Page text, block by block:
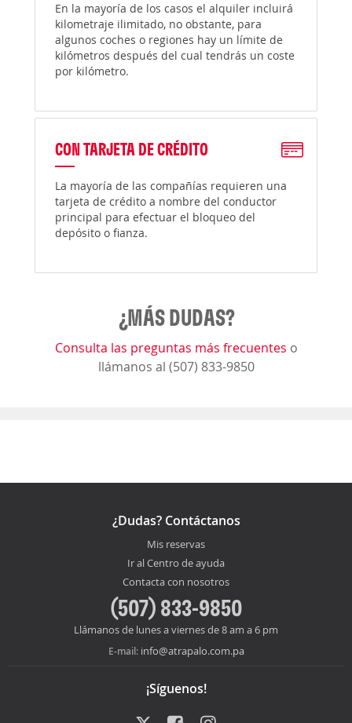
En la mayoría de los casos el alquiler incluirá
kilometraje ilimitado, no obstante, para
algunos coches o regiones hay un límite de
kilómetros después del cual tendrás un coste
por kilómetro.
CON TARJETA DE CRÉDITO
La mayoría de las compañías requieren una
tarjeta de crédito a nombre del conductor
principal para efectuar el bloqueo del
depósito o fianza.
¿MÁS DUDAS?
Consulta las preguntas más frecuentes o
llámanos al (507) 833-9850
¿Dudas? Contáctanos
Mis reservas
Ir al Centro de ayuda
Contacta con nosotros
(507) 833-9850
Llámanos de lunes a viernes de 8 am a 6 pm
E-mail: info@atrapalo.com.pa
¡Síguenos!